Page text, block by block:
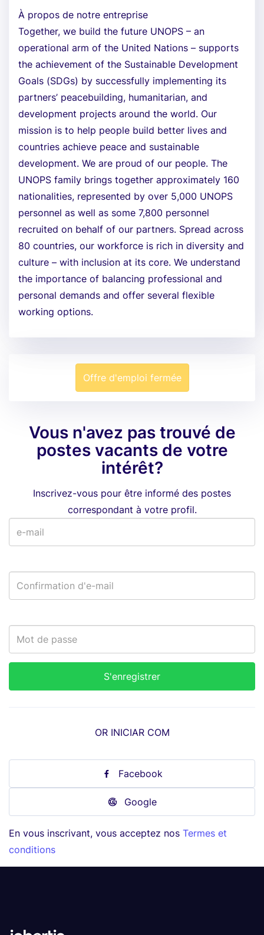
À propos de notre entreprise
Together, we build the future UNOPS – an
operational arm of the United Nations – supports
the achievement of the Sustainable Development
Goals (SDGs) by successfully implementing its
partners’ peacebuilding, humanitarian, and
development projects around the world. Our
mission is to help people build better lives and
countries achieve peace and sustainable
development. We are proud of our people. The
UNOPS family brings together approximately 160
nationalities, represented by over 5,000 UNOPS
personnel as well as some 7,800 personnel
recruited on behalf of our partners. Spread across
80 countries, our workforce is rich in diversity and
culture – with inclusion at its core. We understand
the importance of balancing professional and
personal demands and offer several flexible
working options.
Offre d'emploi fermée
Vous n'avez pas trouvé de
postes vacants de votre
intérêt?
Inscrivez-vous pour être informé des postes
correspondant à votre profil.
OR INICIAR COM
Facebook
Google
En vous inscrivant, vous acceptez nos Termes et
conditions